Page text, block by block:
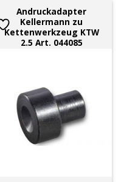
Andruckadapter
Kellermann zu
Kettenwerkzeug KTW
2.5 Art. 044085